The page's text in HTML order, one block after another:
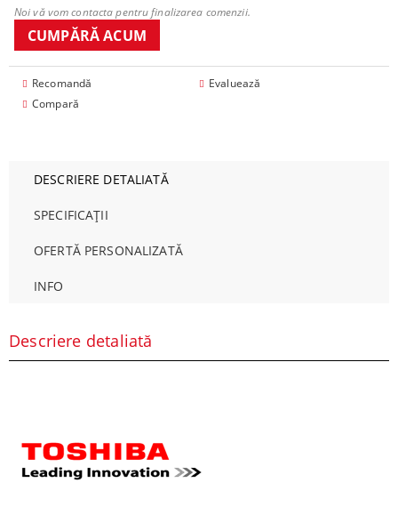
Noi vă vom contacta pentru finalizarea comenzii.
Recomandă
Evaluează
Compară
DESCRIERE DETALIATĂ
SPECIFICAȚII
OFERTĂ PERSONALIZATĂ
INFO
Descriere detaliată